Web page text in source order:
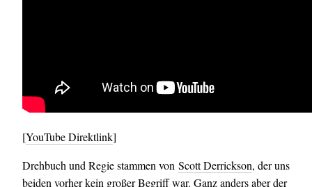
[YouTube Direktlink]
Drehbuch und Regie stammen von Scott Derrickson, der uns
beiden vorher kein großer Begriff war. Ganz anders aber der